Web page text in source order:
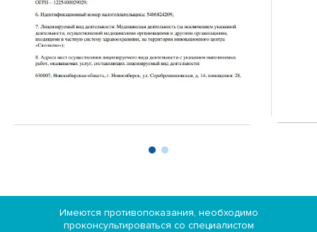
Имеются противопоказания, необходимо
проконсультироваться со специалистом